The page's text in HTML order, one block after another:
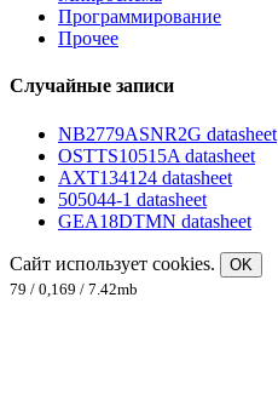
Программирование
Прочее
Случайные записи
NB2779ASNR2G datasheet
OSTTS10515A datasheet
AXT134124 datasheet
505044-1 datasheet
GEA18DTMN datasheet
Сайт использует cookies.
OK
79 / 0,169 / 7.42mb